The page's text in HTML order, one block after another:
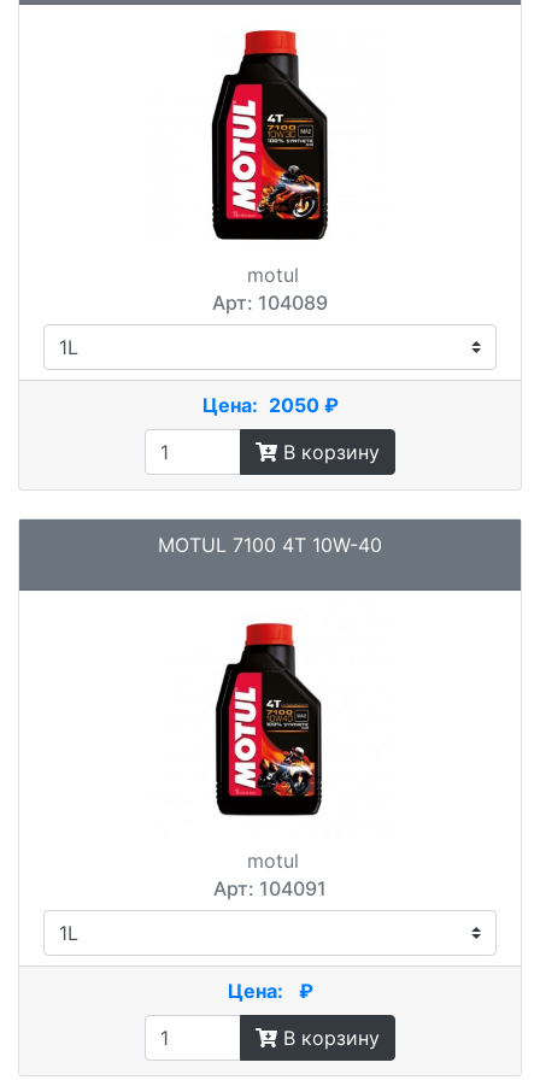
motul
Арт: 104089
Цена: 2050 ₽
В корзину
MOTUL 7100 4T 10W-40
motul
Арт: 104091
Цена:
₽
В корзину